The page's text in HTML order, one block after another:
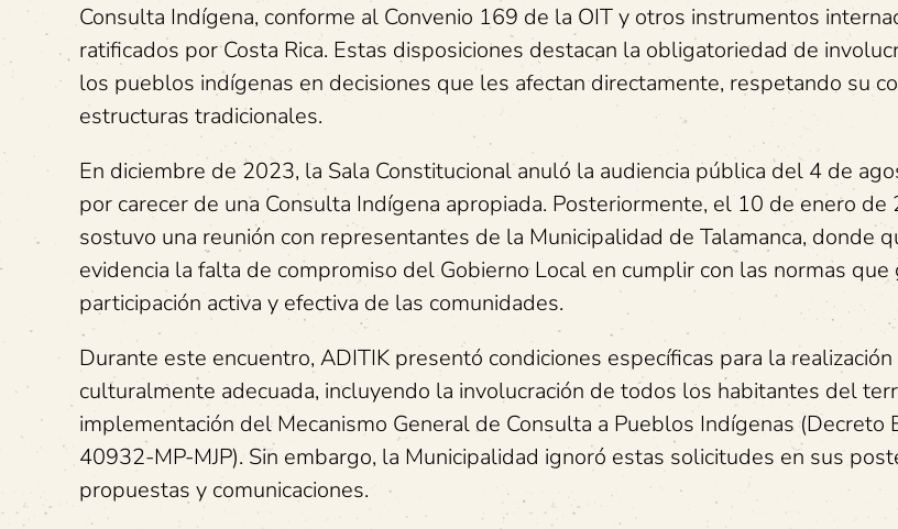
Consulta Indígena, conforme al Convenio 169 de la OIT y otros instrumentos
ratificados por Costa Rica. Estas disposiciones destacan la obligatoriedad de
los pueblos indígenas en decisiones que les afectan directamente, respetando su
estructuras tradicionales.
En diciembre de 2023, la Sala Constitucional anuló la audiencia pública del 4 de
por carecer de una Consulta Indígena apropiada. Posteriormente, el 10 de enero de
sostuvo una reunión con representantes de la Municipalidad de Talamanca, donde
evidencia la falta de compromiso del Gobierno Local en cumplir con las normas que
participación activa y efectiva de las comunidades.
Durante este encuentro, ADITIK presentó condiciones específicas para la
culturalmente adecuada, incluyendo la involucración de todos los habitantes del
implementación del Mecanismo General de Consulta a Pueblos Indígenas (Decreto
40932-MP-MJP). Sin embargo, la Municipalidad ignoró estas solicitudes en sus
propuestas y comunicaciones.